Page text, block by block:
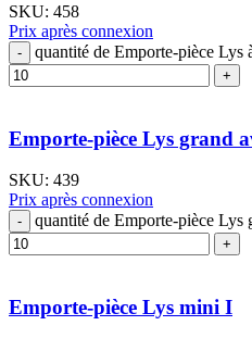
SKU: 458
Prix après connexion
quantité de Emporte-pièce Lys
Emporte-pièce Lys grand
SKU: 439
Prix après connexion
quantité de Emporte-pièce Lys
Emporte-pièce Lys mini I